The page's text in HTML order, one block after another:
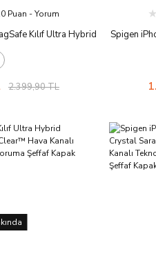
Puan - Yorum
Kılıf Ultra Hybrid
Hava Kanalı
Koruma MagFit Zero
2.399,90 TL
Spigen
S